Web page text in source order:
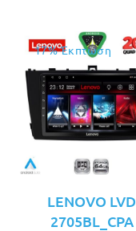
17% Έκπτωση
LENOVO LVD
2705BL_CPA